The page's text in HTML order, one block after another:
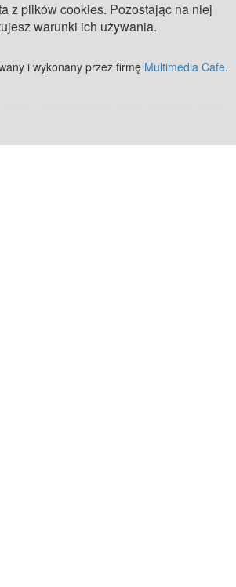
z plików cookies. Pozostając na niej
warunki ich używania.
i wykonany przez firmę Multimedia Cafe.